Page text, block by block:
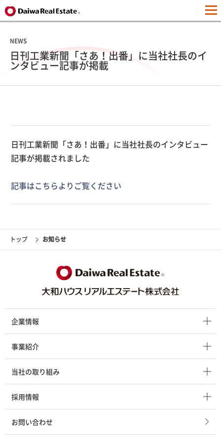
NEWS
日刊工業新聞「さあ！出番」に当社社長のイ
ンタビュー記事が掲載
日刊工業新聞「さあ！出番」に当社社長のインタビュー
記事が掲載されました
記事はこちらよりご覧ください
トップ お知らせ
企業情報
企業情報 トップ
トップメッセージ
ビジョン
会社概要・役員一覧
事業紹介
事業紹介 トップ
不動産流通事業
賃貸管理事業
当社の取り組み
当社の取り組み トップ
健康経営の推進
採用情報
新卒採用
お問い合わせ